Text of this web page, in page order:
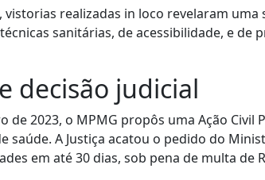
realizadas in loco revelaram
sanitárias, de acessibilidade, e de
decisão judicial
de 2023, o MPMG propôs uma Ação
saúde. A Justiça acatou o pedido do
em até 30 dias, sob pena de multa de